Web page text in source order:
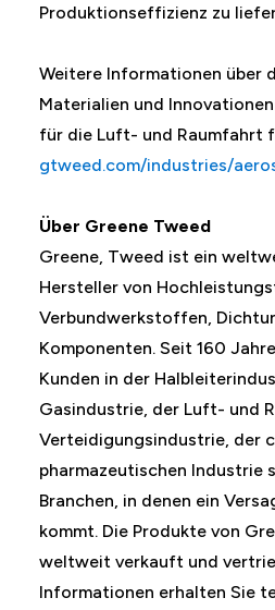
Produktionseffizienz zu
Weitere Informationen über
Materialien und
für die Luft- und Raumfahrt
gtweed.com/industries/
Über Greene Tweed
Greene, Tweed ist ein
Hersteller von
Verbundwerkstoffen,
Komponenten. Seit 160
Kunden in der
Gasindustrie, der Luft- und
Verteidigungsindustrie, der
pharmazeutischen Industrie
Branchen, in denen ein
kommt. Die Produkte von
weltweit verkauft und
Informationen erhalten Sie